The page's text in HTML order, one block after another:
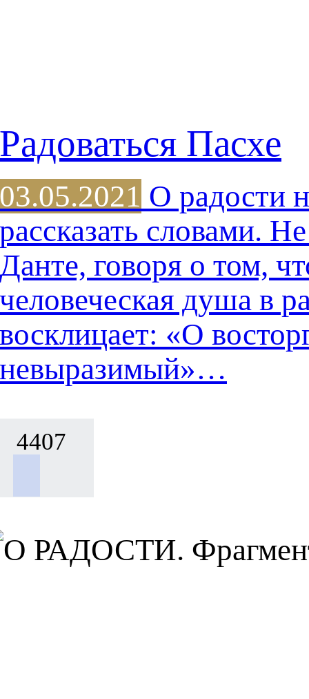
Радоваться Пасхе
03.05.2021 О радости
рассказать словами.
Данте, говоря о том,
человеческая душа в
восклицает: «О
невыразимый»…
4407